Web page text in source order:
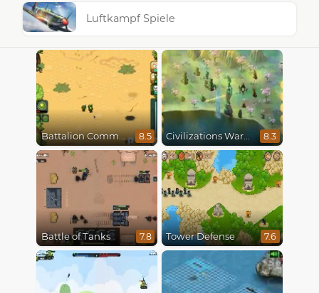
Luftkampf Spiele
Battalion Commander 8.5 Civilizations Wars Master Edition 8.3
Battle of Tanks 7.8 Tower Defense 7.6